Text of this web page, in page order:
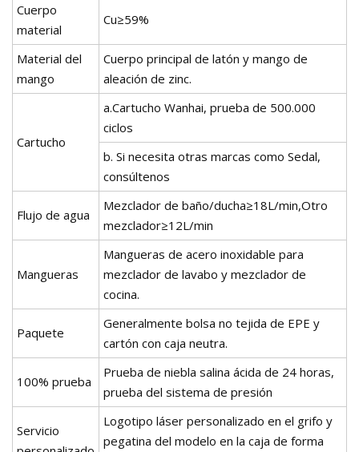
Cuerpo
material
Cu≥59%
Material del
mango
Cuerpo principal de latón y mango de
aleación de zinc.
Cartucho
a.Cartucho Wanhai, prueba de 500.000
ciclos
b. Si necesita otras marcas como Sedal,
consúltenos
Flujo de agua
Mezclador de baño/ducha≥18L/min,Otro
mezclador≥12L/min
Mangueras
Mangueras de acero inoxidable para
mezclador de lavabo y mezclador de
cocina.
Paquete
Generalmente bolsa no tejida de EPE y
cartón con caja neutra.
100% prueba
Prueba de niebla salina ácida de 24 horas,
prueba del sistema de presión
Servicio
Logotipo láser personalizado en el grifo y
pegatina del modelo en la caja de forma